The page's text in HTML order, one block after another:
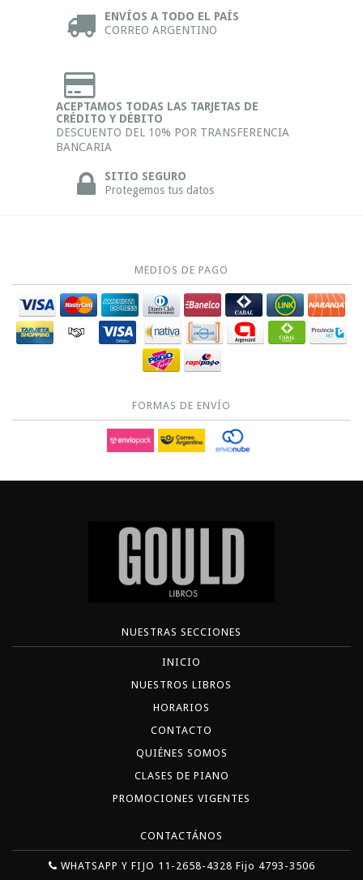
ENVÍOS A TODO EL PAÍS
CORREO ARGENTINO
ACEPTAMOS TODAS LAS TARJETAS DE
CRÉDITO Y DÉBITO
DESCUENTO DEL 10% POR TRANSFERENCIA
BANCARIA
SITIO SEGURO
Protegemos tus datos
MEDIOS DE PAGO
FORMAS DE ENVÍO
NUESTRAS SECCIONES
INICIO
NUESTROS LIBROS
HORARIOS
CONTACTO
QUIÉNES SOMOS
CLASES DE PIANO
PROMOCIONES VIGENTES
CONTACTÁNOS
WHATSAPP Y FIJO 11-2658-4328 Fijo 4793-3506